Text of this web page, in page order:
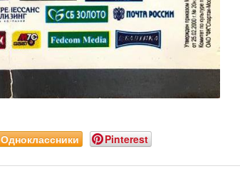
Одноклассники Pinterest